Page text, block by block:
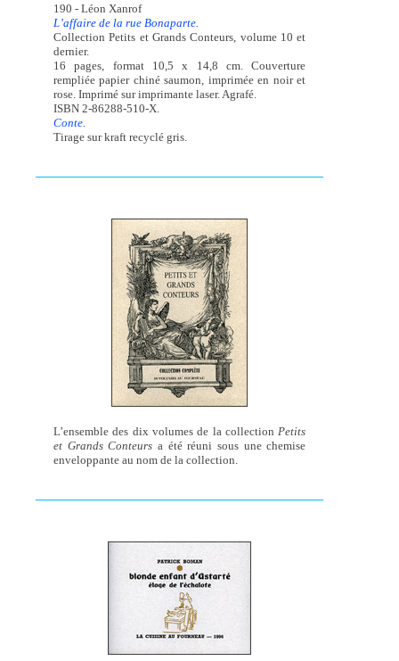
190 - Léon Xanrof
L’affaire de la rue Bonaparte.
Collection Petits et Grands Conteurs, volume 10 et
dernier.
16 pages, format 10,5 x 14,8 cm. Couverture
rempliée papier chiné saumon, imprimée en noir et
rose. Imprimé sur imprimante laser. Agrafé.
ISBN 2-86288-510-X.
Conte.
Tirage sur kraft recyclé gris.
L’ensemble des dix volumes de la collection Petits
et Grands Conteurs a été réuni sous une chemise
enveloppante au nom de la collection.